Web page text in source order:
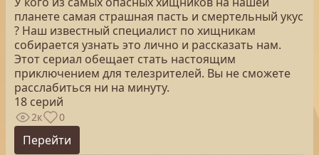
планете самая страшная пасть и смертельный укус
? Наш известный специалист по хищникам
собирается узнать это лично и рассказать нам.
Этот сериал обещает стать настоящим
приключением для телезрителей. Вы не сможете
расслабиться ни на минуту.
18 серий
2к 0
Перейти